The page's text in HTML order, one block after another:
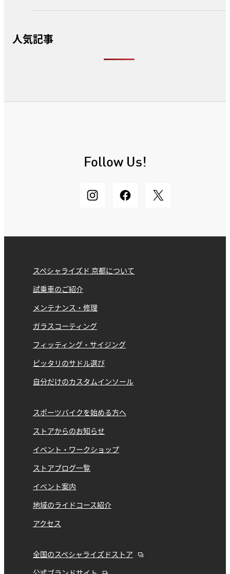
人気記事
Follow Us!
スペシャライズド 京都について
試乗車のご紹介
メンテナンス・修理
ガラスコーティング
フィッティング・サイジング
ピッタリのサドル選び
自分だけのカスタムインソール
スポーツバイクを始める方へ
ストアからのお知らせ
イベント・ワークショップ
ストアブログ一覧
イベント案内
地域のライドコース紹介
アクセス
全国のスペシャライズドストア